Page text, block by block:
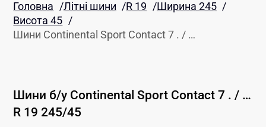
Головна /Літні шини /R 19 /Ширина 245 /
Висота 45 /
Шини Continental Sport Contact 7 . / …
Шини б/у Continental Sport Contact 7 . / …
R 19 245/45